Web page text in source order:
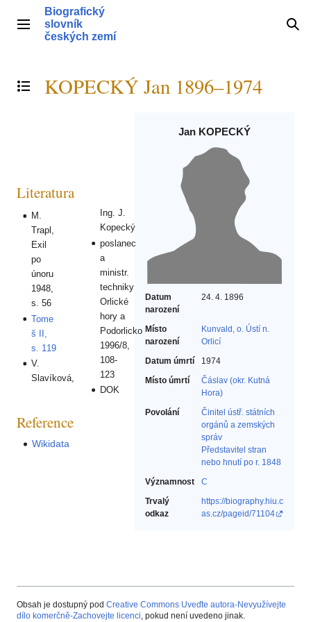
obsahHlavní menu
Biografický
slovník
českých zemí
Přepnout obsah
KOPECKÝ Jan 1896–1974
Jan KOPECKÝ
Datum
narození
24. 4. 1896
Místo
narození
Kunvald, o. Ústí n.
Orlicí
Datum úmrtí
1974
Místo úmrtí
Čáslav (okr. Kutná
Hora)
Povolání
Činitel ústř. státních
orgánů a zemských
správ‎
Představitel stran
nebo hnutí po r. 1848‎
Významnost
C
Trvalý
odkaz
https://biography.hiu.c
as.cz/pageid/71104
Literatura
M.
Trapl,
Exil
po
únoru
1948,
s. 56
Tome
š II,
s. 119
V.
Slavíková,
Ing. J.
Kopecký
poslanec
a
ministr.
techniky
Orlické
hory a
Podorlicko
1996/8,
108-
123
DOK
Reference
Wikidata
Obsah je dostupný pod Creative Commons Uveďte autora-Nevyužívejte
dílo komerčně-Zachovejte licenci, pokud není uvedeno jinak.